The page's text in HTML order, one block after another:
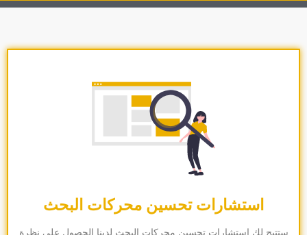
استشارات تحسين محركات البحث
ستتيح لك استشارات تحسين محركات البحث لدينا الحصول على نظرة